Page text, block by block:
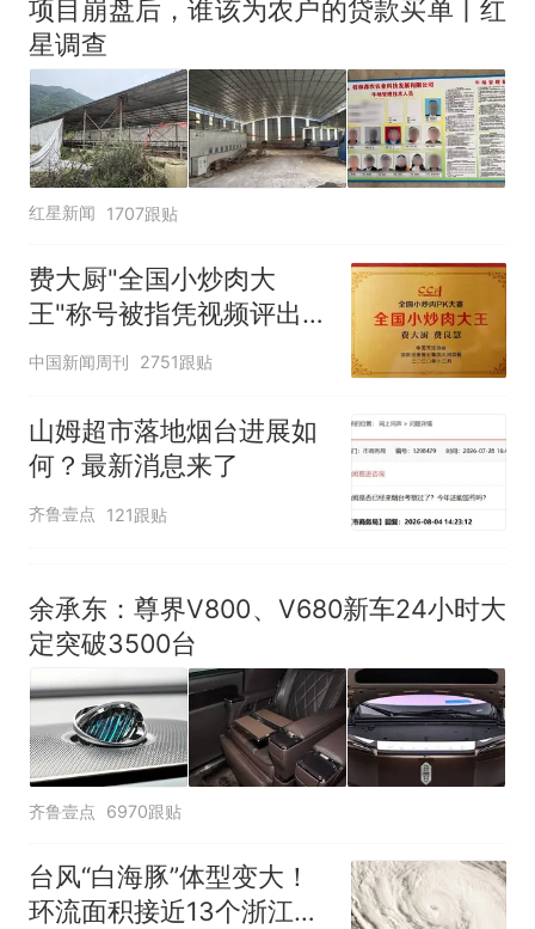
窝，原地守1天等它长大：挖了
美国渔民钓获鲨鱼徒手将其拽
回大海 目击者直呼震惊 （视频
来源：参考消息）
笔试第一被第二名传话劝弃考
官方通报
热 那个在床头放菜刀的女孩，
项目崩盘后，谁该为农户的贷款买单丨红
星调查
红星新闻 1707跟贴
费大厨"全国小炒肉大
王"称号被指凭视频评出
官方回应
中国新闻周刊 2751跟贴
山姆超市落地烟台进展如
何？最新消息来了
齐鲁壹点 121跟贴
余承东：尊界V800、V680新车24小时大
定突破3500台
齐鲁壹点 6970跟贴
台风“白海豚”体型变大！
环流面积接近13个浙江那